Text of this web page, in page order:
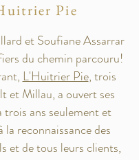
Pie
et Soufiane Assarrar
du chemin parcouru!
L'Huitrier Pie, trois
et Millau, a ouvert ses
trois ans seulement et
la reconnaissance des
et de tous leurs clients,